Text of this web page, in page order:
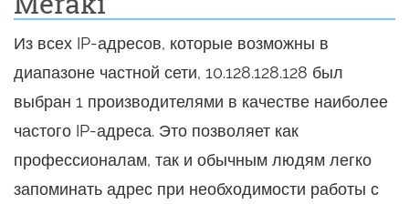
Из всех IP-адресов, которые возможны в
диапазоне частной сети, 10.128.128.128 был
выбран 1 производителями в качестве наиболее
частого IP-адреса. Это позволяет как
профессионалам, так и обычным людям легко
запоминать адрес при необходимости работы с